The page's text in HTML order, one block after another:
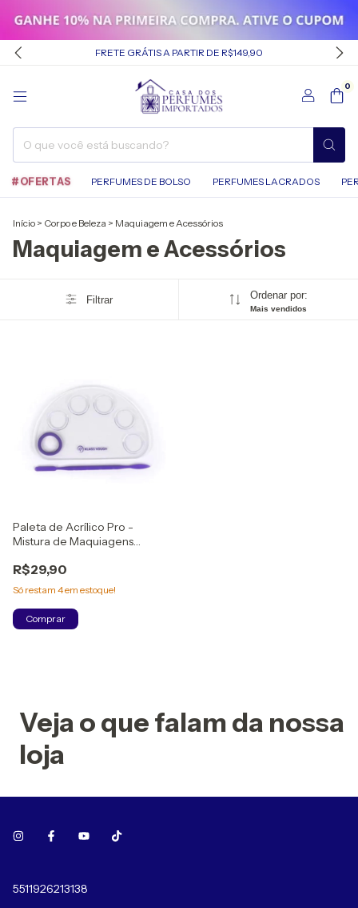
FRETE GRÁTIS A PARTIR DE R$149,90
0
#OFERTAS PERFUMES DE BOLSO PERFUMES LACRADOS
Início > Corpo e Beleza > Maquiagem e Acessórios
Maquiagem e Acessórios
Filtrar Ordenar por:
Mais vendidos
Paleta de Acrílico Pro -
Mistura de Maquiagens
KlassVough
R$29,90
Só restam 4em estoque!
Veja o que falam da nossa
loja
5511926213138